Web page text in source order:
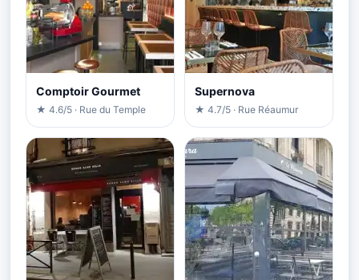
Comptoir Gourmet
★ 4.6/5 · Rue du Temple
Supernova
★ 4.7/5 · Rue Réaumur